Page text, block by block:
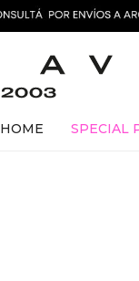
HOME SPECIAL